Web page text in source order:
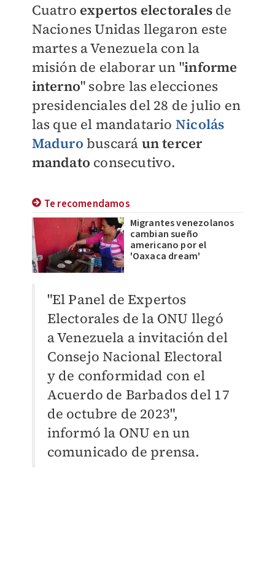
Cuatro expertos electoralesde
Naciones Unidas llegaron este
martes a Venezuela con la
misión de elaborar un "informe
interno" sobre las elecciones
presidenciales del 28 de julio en
las que el mandatario Nicolás
Maduro buscará un tercer
mandato consecutivo.
Te recomendamos
Migrantes venezolanos
cambian sueño
americano por el
'Oaxaca dream'
"El Panel de Expertos
Electorales de la ONU llegó
a Venezuela a invitación del
Consejo Nacional Electoral
y de conformidad con el
Acuerdo de Barbados del 17
de octubre de 2023",
informó la ONU en un
comunicado de prensa.